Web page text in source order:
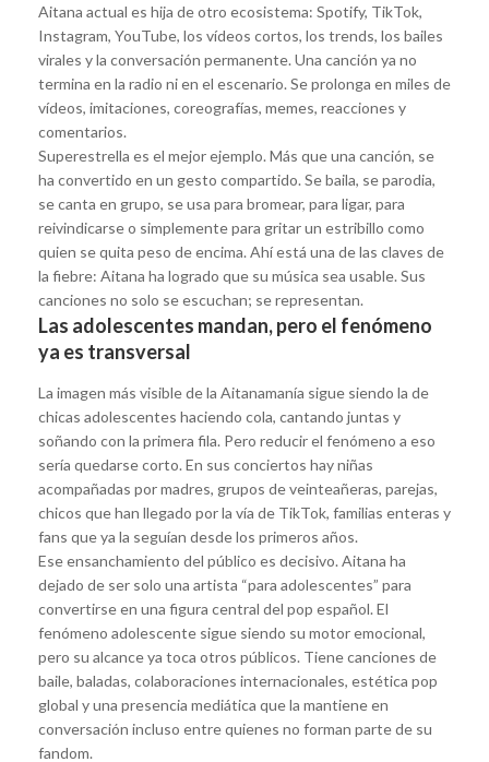
Aitana actual es hija de otro ecosistema: Spotify, TikTok,
Instagram, YouTube, los vídeos cortos, los trends, los bailes
virales y la conversación permanente. Una canción ya no
termina en la radio ni en el escenario. Se prolonga en miles de
vídeos, imitaciones, coreografías, memes, reacciones y
comentarios.
Superestrella es el mejor ejemplo. Más que una canción, se
ha convertido en un gesto compartido. Se baila, se parodia,
se canta en grupo, se usa para bromear, para ligar, para
reivindicarse o simplemente para gritar un estribillo como
quien se quita peso de encima. Ahí está una de las claves de
la fiebre: Aitana ha logrado que su música sea usable. Sus
canciones no solo se escuchan; se representan.
Las adolescentes mandan, pero el fenómeno
ya es transversal
La imagen más visible de la Aitanamanía sigue siendo la de
chicas adolescentes haciendo cola, cantando juntas y
soñando con la primera fila. Pero reducir el fenómeno a eso
sería quedarse corto. En sus conciertos hay niñas
acompañadas por madres, grupos de veinteañeras, parejas,
chicos que han llegado por la vía de TikTok, familias enteras y
fans que ya la seguían desde los primeros años.
Ese ensanchamiento del público es decisivo. Aitana ha
dejado de ser solo una artista “para adolescentes” para
convertirse en una figura central del pop español. El
fenómeno adolescente sigue siendo su motor emocional,
pero su alcance ya toca otros públicos. Tiene canciones de
baile, baladas, colaboraciones internacionales, estética pop
global y una presencia mediática que la mantiene en
conversación incluso entre quienes no forman parte de su
fandom.